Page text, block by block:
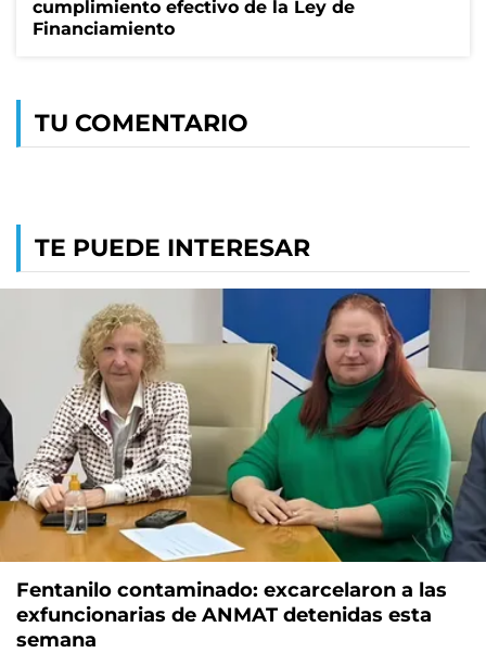
cumplimiento efectivo de la Ley de
Financiamiento
TU COMENTARIO
TE PUEDE INTERESAR
Fentanilo contaminado: excarcelaron a las
exfuncionarias de ANMAT detenidas esta
semana